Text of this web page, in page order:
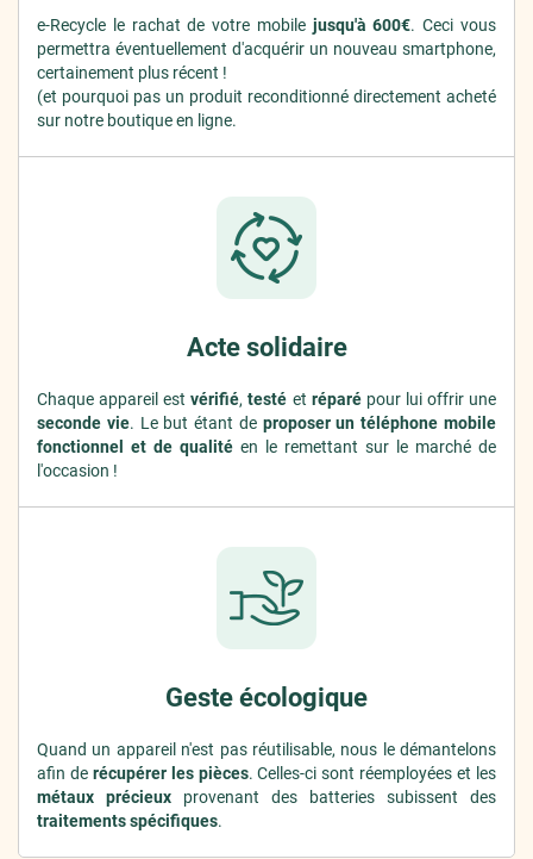
e-Recycle le rachat de votre mobile jusqu'à 600€. Ceci vous
permettra éventuellement d'acquérir un nouveau smartphone,
certainement plus récent !
(et pourquoi pas un produit reconditionné directement acheté
sur notre boutique en ligne.
Acte solidaire
Chaque appareil estvérifié,testé et réparépour lui offrir une
seconde vie. Le but étant de proposer un téléphone mobile
fonctionnel et de qualité en le remettant sur le marché de
l'occasion !
Geste écologique
Quand un appareil n'est pas réutilisable, nous le démantelons
afin de récupérer les pièces. Celles-ci sont réemployées et les
métaux précieux provenant des batteries subissent des
traitements spécifiques.